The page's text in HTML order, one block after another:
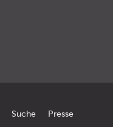
Suche
Presse